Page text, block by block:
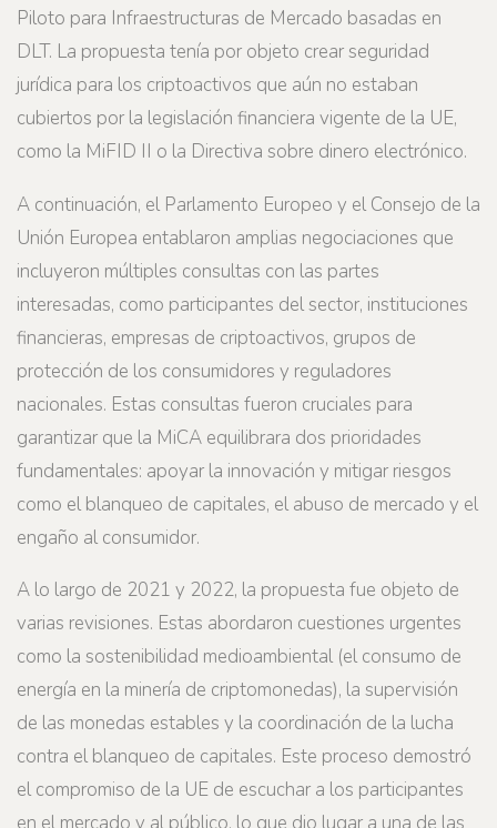
Piloto para Infraestructuras de Mercado basadas en
DLT. La propuesta tenía por objeto crear seguridad
jurídica para los criptoactivos que aún no estaban
cubiertos por la legislación financiera vigente de la UE,
como la MiFID II o la Directiva sobre dinero electrónico.
A continuación, el Parlamento Europeo y el Consejo de la
Unión Europea entablaron amplias negociaciones que
incluyeron múltiples consultas con las partes
interesadas, como participantes del sector, instituciones
financieras, empresas de criptoactivos, grupos de
protección de los consumidores y reguladores
nacionales. Estas consultas fueron cruciales para
garantizar que la MiCA equilibrara dos prioridades
fundamentales: apoyar la innovación y mitigar riesgos
como el blanqueo de capitales, el abuso de mercado y el
engaño al consumidor.
A lo largo de 2021 y 2022, la propuesta fue objeto de
varias revisiones. Estas abordaron cuestiones urgentes
como la sostenibilidad medioambiental (el consumo de
energía en la minería de criptomonedas), la supervisión
de las monedas estables y la coordinación de la lucha
contra el blanqueo de capitales. Este proceso demostró
el compromiso de la UE de escuchar a los participantes